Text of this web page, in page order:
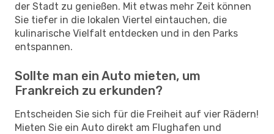
der Stadt zu genießen. Mit etwas mehr Zeit können
Sie tiefer in die lokalen Viertel eintauchen, die
kulinarische Vielfalt entdecken und in den Parks
entspannen.
Sollte man ein Auto mieten, um
Frankreich zu erkunden?
Entscheiden Sie sich für die Freiheit auf vier Rädern!
Mieten Sie ein Auto direkt am Flughafen und